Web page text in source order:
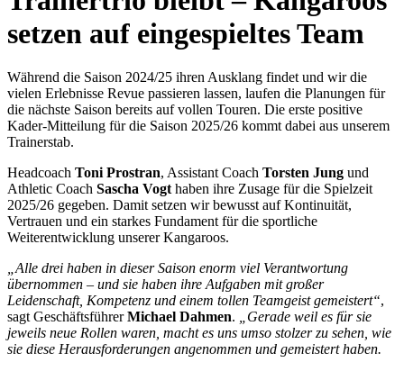
setzen auf eingespieltes Team
Während die Saison 2024/25 ihren Ausklang findet und wir die
vielen Erlebnisse Revue passieren lassen, laufen die Planungen für
die nächste Saison bereits auf vollen Touren. Die erste positive
Kader-Mitteilung für die Saison 2025/26 kommt dabei aus unserem
Trainerstab.
Headcoach Toni Prostran, Assistant Coach Torsten Jung und
Athletic Coach Sascha Vogt haben ihre Zusage für die Spielzeit
2025/26 gegeben. Damit setzen wir bewusst auf Kontinuität,
Vertrauen und ein starkes Fundament für die sportliche
Weiterentwicklung unserer Kangaroos.
„Alle drei haben in dieser Saison enorm viel Verantwortung
übernommen – und sie haben ihre Aufgaben mit großer
Leidenschaft, Kompetenz und einem tollen Teamgeist gemeistert“,
sagt GeschäftsführerMichael Dahmen.
„Gerade weil es für sie
jeweils neue Rollen waren, macht es uns umso stolzer zu sehen, wie
sie diese Herausforderungen angenommen und gemeistert haben.